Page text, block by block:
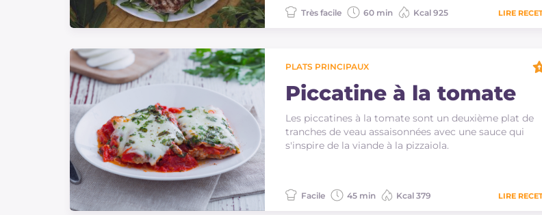
Très facile 60 min Kcal 925 LIRE
PLATS PRINCIPAUX
Piccatine à la tomate
Les piccatines à la tomate sont un deuxième plat de
tranches de veau assaisonnées avec une sauce qui
s'inspire de la viande à la pizzaiola.
Facile 45 min Kcal 379 LIRE